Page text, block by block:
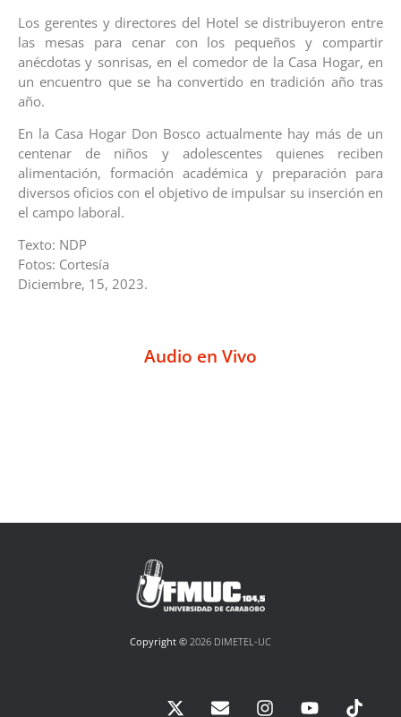
Los gerentes y directores del Hotel se distribuyeron entre
las mesas para cenar con los pequeños y compartir
anécdotas y sonrisas, en el comedor de la Casa Hogar, en
un encuentro que se ha convertido en tradición año tras
año.
En la Casa Hogar Don Bosco actualmente hay más de un
centenar de niños y adolescentes quienes reciben
alimentación, formación académica y preparación para
diversos oficios con el objetivo de impulsar su inserción en
el campo laboral.
Texto: NDP
Fotos: Cortesía
Diciembre, 15, 2023.
Audio en Vivo
Copyright © 2026 DIMETEL-UC